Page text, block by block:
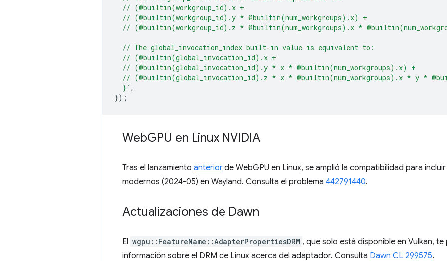
  // (@builtin(workgroup_id).x +
  // (@builtin(workgroup_id).y * @builtin(num_workgroups).x) +
// (@builtin(workgroup_id).z * @builtin(num_workgroups).x *
  // The global_invocation_index built-in value is equivalent to:
  // (@builtin(global_invocation_id).x +
  // (@builtin(global_invocation_id).y * x * @builtin(num_workgroups).x) +
// (@builtin(global_invocation_id).z * x * @builtin(num_workgroups).x * y *
  }`
,
});
WebGPU en Linux NVIDIA
Tras el lanzamiento anterior de WebGPU en Linux, se amplió la compatibilidad para
modernos (2024-05) en Wayland. Consulta el problema 442791440.
Actualizaciones de Dawn
El wgpu::FeatureName::AdapterPropertiesDRM , que solo está disponible en Vulkan,
información sobre el DRM de Linux acerca del adaptador. Consulta Dawn CL 299575.